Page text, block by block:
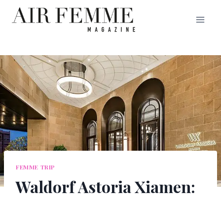
Saltar
FEMME TRIP
Waldorf Astoria Xiamen: